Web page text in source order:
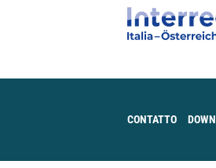
CONTATTO